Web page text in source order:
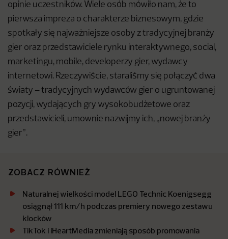
opinie uczestników. Wiele osób mówiło nam, że to
pierwsza impreza o charakterze biznesowym, gdzie
spotkały się najważniejsze osoby z tradycyjnej branży
gier oraz przedstawiciele rynku interaktywnego, social,
marketingu, mobile, developerzy gier, wydawcy
internetowi. Rzeczywiście, staraliśmy się połączyć dwa
światy – tradycyjnych wydawców gier o ugruntowanej
pozycji, wydających gry wysokobudżetowe oraz
przedstawicieli, umownie nazwijmy ich, „nowej branży
gier”.
ZOBACZ RÓWNIEŻ
Naturalnej wielkości model LEGO Technic Koenigsegg
osiągnął 111 km/h podczas premiery nowego zestawu
klocków
TikTok i iHeartMedia zmieniają sposób promowania